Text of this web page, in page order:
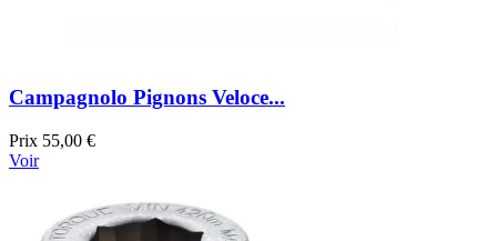
Campagnolo Pignons Veloce...
Prix 55,00 €
Voir